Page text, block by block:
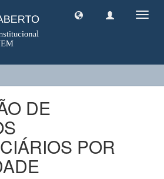
DE
POR